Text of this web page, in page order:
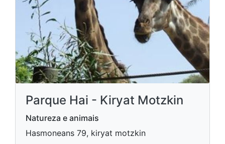
Parque Hai - Kiryat Motzkin
Natureza e animais
Hasmoneans 79, kiryat motzkin